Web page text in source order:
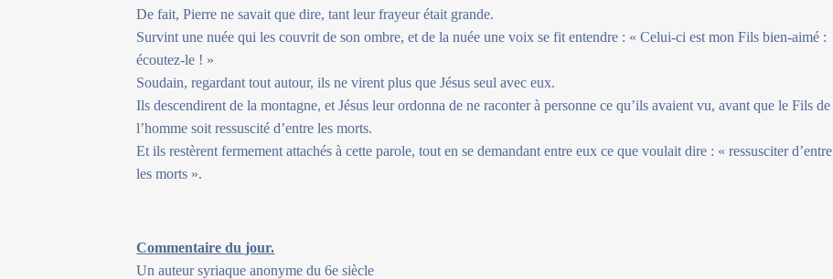
De fait, Pierre ne savait que dire, tant leur frayeur était grande.
Survint une nuée qui les couvrit de son ombre, et de la nuée une voix se fit entendre : « Celui-ci est mon Fils bien-aimé :
écoutez-le ! »
Soudain, regardant tout autour, ils ne virent plus que Jésus seul avec eux.
Ils descendirent de la montagne, et Jésus leur ordonna de ne raconter à personne ce qu’ils avaient vu, avant que le Fils de
l’homme soit ressuscité d’entre les morts.
Et ils restèrent fermement attachés à cette parole, tout en se demandant entre eux ce que voulait dire : « ressusciter d’entre
les morts ».
Commentaire du jour.
Un auteur syriaque anonyme du 6e siècle